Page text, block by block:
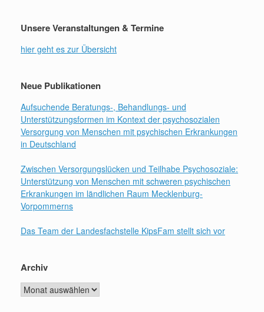
Unsere Veranstaltungen & Termine
hier geht es zur Übersicht
Neue Publikationen
Aufsuchende Beratungs-, Behandlungs- und
Unterstützungsformen im Kontext der psychosozialen
Versorgung von Menschen mit psychischen Erkrankungen
in Deutschland
Zwischen Versorgungslücken und Teilhabe Psychosoziale:
Unterstützung von Menschen mit schweren psychischen
Erkrankungen im ländlichen Raum Mecklenburg-
Vorpommerns
Das Team der Landesfachstelle KipsFam stellt sich vor
Archiv
Archiv